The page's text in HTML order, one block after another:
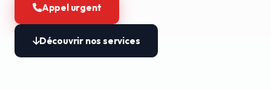
Appel urgent
Découvrir nos services